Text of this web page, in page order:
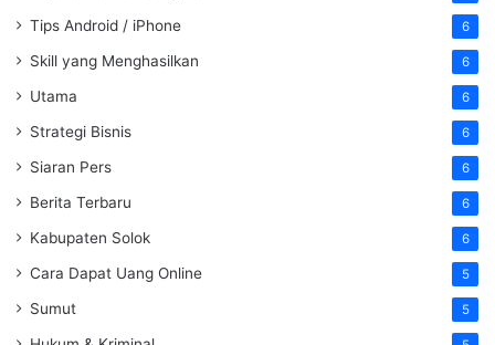
Tips Android / iPhone 6
Skill yang Menghasilkan 6
Utama 6
Strategi Bisnis 6
Siaran Pers 6
Berita Terbaru 6
Kabupaten Solok 6
Cara Dapat Uang Online 5
Sumut 5